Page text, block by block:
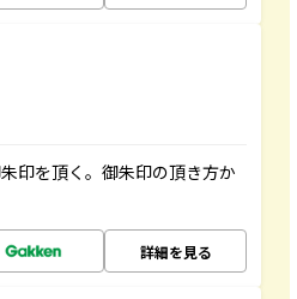
印を頂く。御朱印の頂き方か
詳細を見る